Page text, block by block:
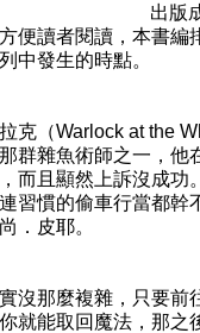
出版
便讀者閱讀，本書編
中發生的時點。
克（Warlock at the
群雜魚術師之一，他
而且顯然上訴沒成功
習慣的偷車行當都幹
．皮耶。
沒那麼複雜，只要前
就能取回魔法，那之